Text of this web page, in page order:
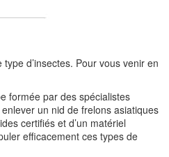
d’insectes. Pour vous venir en
formée par des spécialistes
un nid de frelons asiatiques
certifiés et d’un matériel
efficacement ces types de